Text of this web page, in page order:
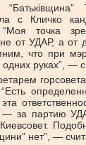
с Кличко
“Моя точка
от УДАР, а от
что при
руках”, —
— за партию
нет”, —